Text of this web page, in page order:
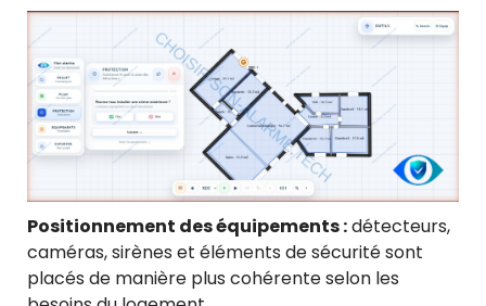
Positionnement des équipements :détecteurs,
caméras, sirènes et éléments de sécurité sont
placés de manière plus cohérente selon les